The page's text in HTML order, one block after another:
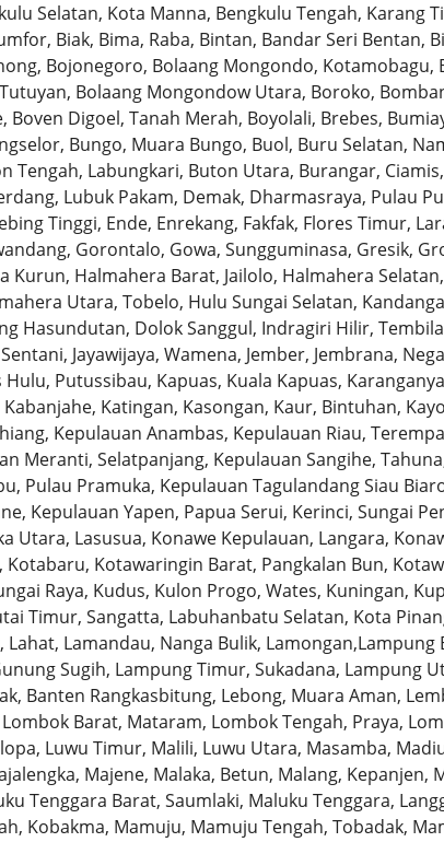
Selatan, Kota Manna, Bengkulu Tengah, Karang
Biak, Bima, Raba, Bintan, Bandar Seri Bentan,
Bojonegoro, Bolaang Mongondo, Kotamobagu,
Bolaang Mongondow Utara, Boroko,
Boven Digoel, Tanah Merah, Boyolali, Brebes,
Bungo, Muara Bungo, Buol, Buru Selatan,
Tengah, Labungkari, Buton Utara, Burangar,
Lubuk Pakam, Demak, Dharmasraya, Pulau
Tinggi, Ende, Enrekang, Fakfak, Flores Timur,
Gorontalo, Gowa, Sungguminasa, Gresik,
Kurun, Halmahera Barat, Jailolo, Halmahera
Utara, Tobelo, Hulu Sungai Selatan,
Hasundutan, Dolok Sanggul, Indragiri Hilir,
Jayawijaya, Wamena, Jember, Jembrana,
Putussibau, Kapuas, Kuala Kapuas,
Katingan, Kasongan, Kaur, Bintuhan,
Kepulauan Anambas, Kepulauan Riau,
Meranti, Selatpanjang, Kepulauan Sangihe,
Pulau Pramuka, Kepulauan Tagulandang Siau
Kepulauan Yapen, Papua Serui, Kerinci, Sungai
Utara, Lasusua, Konawe Kepulauan, Langara,
Kotabaru, Kotawaringin Barat, Pangkalan Bun,
Raya, Kudus, Kulon Progo, Wates, Kuningan,
Timur, Sangatta, Labuhanbatu Selatan, Kota
Lamandau, Nanga Bulik, Lamongan,Lampung
Sugih, Lampung Timur, Sukadana, Lampung
Banten Rangkasbitung, Lebong, Muara Aman,
Barat, Mataram, Lombok Tengah, Praya,
Luwu Timur, Malili, Luwu Utara, Masamba,
Majene, Malaka, Betun, Malang, Kepanjen,
Tenggara Barat, Saumlaki, Maluku Tenggara,
Kobakma, Mamuju, Mamuju Tengah, Tobadak,